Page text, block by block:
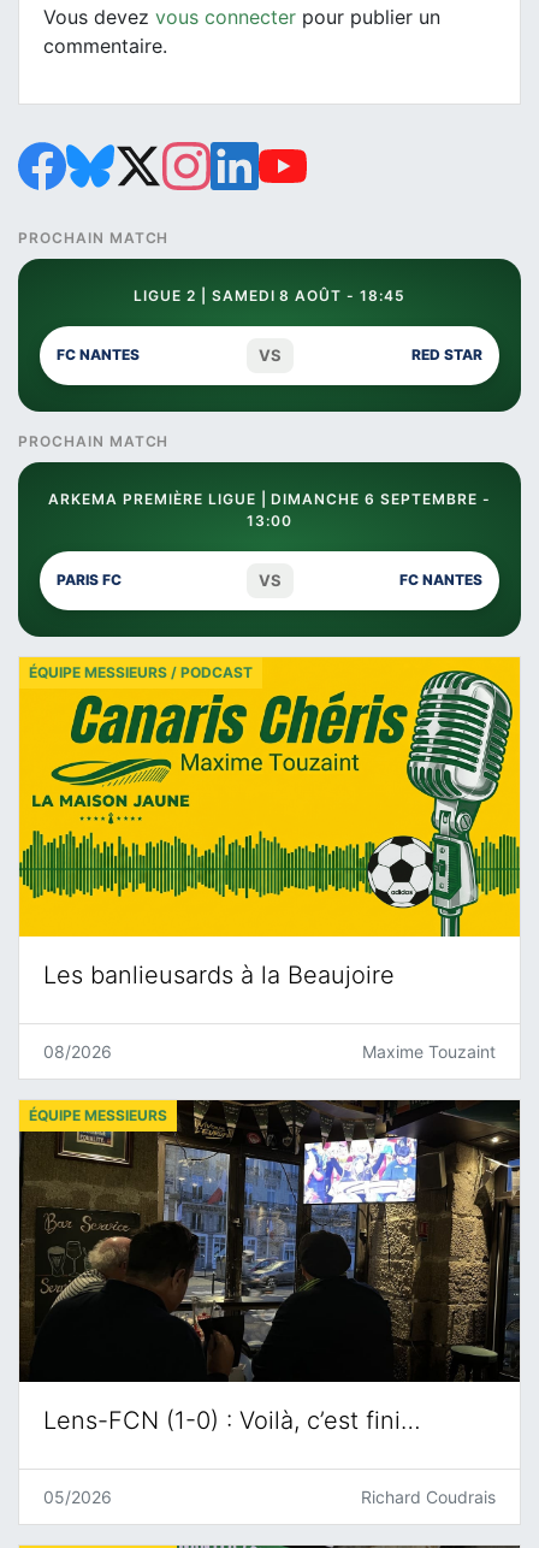
Vous devez vous connecter pour publier un
commentaire.
PROCHAIN MATCH
LIGUE 2 | SAMEDI 8 AOÛT - 18:45
FC NANTES VS RED STAR
PROCHAIN MATCH
ARKEMA PREMIÈRE LIGUE | DIMANCHE 6 SEPTEMBRE -
13:00
PARIS FC VS FC NANTES
Les banlieusards à la Beaujoire
ÉQUIPE MESSIEURS / PODCAST
08/2026 Maxime Touzaint
Lens-FCN (1-0) : Voilà, c’est fini…
ÉQUIPE MESSIEURS
05/2026 Richard Coudrais